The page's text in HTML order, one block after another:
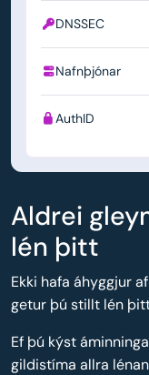
DNSSEC
Nafnþjónar
AuthID
Aldrei
lén þitt
Ekki hafa áhyggjur
getur þú stillt lén
Ef þú kýst
gildistíma allra